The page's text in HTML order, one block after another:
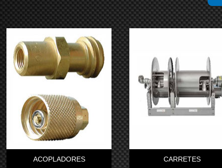
ACOPLADORES CARRETES